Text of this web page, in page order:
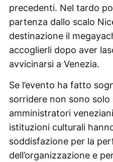
precedenti. Nel tardo
partenza dallo scalo
destinazione il
accoglierli dopo aver
avvicinarsi a Venezia.
Se l’evento ha fatto
sorridere non sono solo
amministratori
istituzioni culturali
soddisfazione per la
dell’organizzazione e